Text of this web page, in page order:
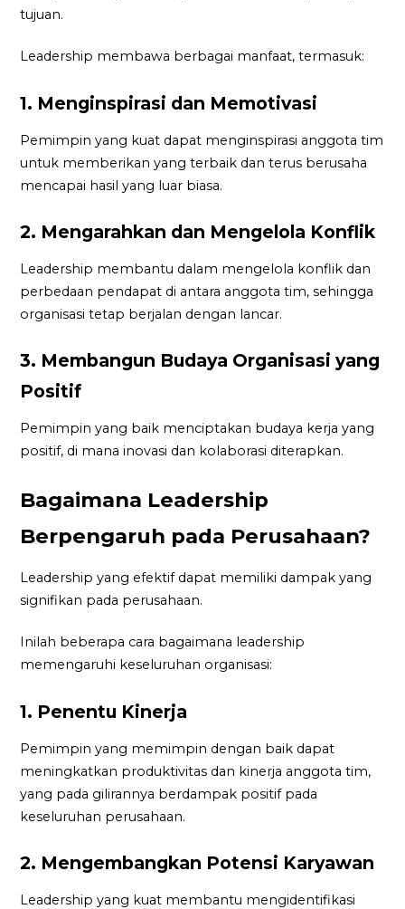
tujuan.
Leadership membawa berbagai manfaat, termasuk:
1. Menginspirasi dan Memotivasi
Pemimpin yang kuat dapat menginspirasi anggota tim
untuk memberikan yang terbaik dan terus berusaha
mencapai hasil yang luar biasa.
2. Mengarahkan dan Mengelola Konflik
Leadership membantu dalam mengelola konflik dan
perbedaan pendapat di antara anggota tim, sehingga
organisasi tetap berjalan dengan lancar.
3. Membangun Budaya Organisasi yang
Positif
Pemimpin yang baik menciptakan budaya kerja yang
positif, di mana inovasi dan kolaborasi diterapkan.
Bagaimana Leadership
Berpengaruh pada Perusahaan?
Leadership yang efektif dapat memiliki dampak yang
signifikan pada perusahaan.
Inilah beberapa cara bagaimana leadership
memengaruhi keseluruhan organisasi:
1. Penentu Kinerja
Pemimpin yang memimpin dengan baik dapat
meningkatkan produktivitas dan kinerja anggota tim,
yang pada gilirannya berdampak positif pada
keseluruhan perusahaan.
2. Mengembangkan Potensi Karyawan
Leadership yang kuat membantu mengidentifikasi